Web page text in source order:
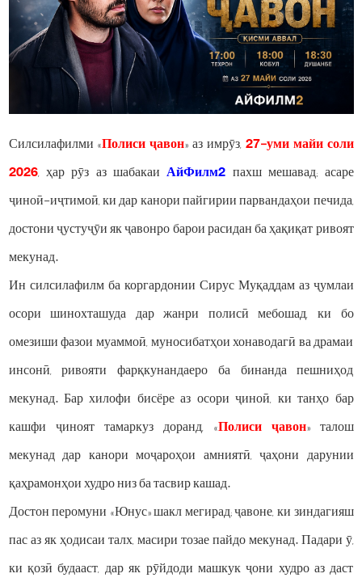
Силсилафилми «Полиси ҷавон» аз имрӯз,27-уми майи соли
2026, ҳар рӯз аз шабакаиАйФилм2 пахш мешавад; асаре
ҷиноӣ-иҷтимоӣ, ки дар канори пайгирии парвандаҳои печида,
достони ҷустуҷӯи як ҷавонро барои расидан ба ҳақиқат ривоят
мекунад.
Ин силсилафилм ба коргардонии Сирус Муқаддам аз ҷумлаи
осори шинохташуда дар жанри полисӣ мебошад, ки бо
омезиши фазои муаммоӣ, муносибатҳои хонаводагӣ ва драмаи
инсонӣ, ривояти фарқкунандаеро ба бинанда пешниҳод
мекунад. Бар хилофи бисёре аз осори ҷиноӣ, ки танҳо бар
кашфи ҷиноят тамаркуз доранд, «Полиси ҷавон» талош
мекунад дар канори моҷароҳои амниятӣ, ҷаҳони дарунии
қаҳрамонҳои худро низ ба тасвир кашад.
Достон перомуни «Юнус» шакл мегирад; ҷавоне, ки зиндагияш
пас аз як ҳодисаи талх, масири тозае пайдо мекунад. Падари ӯ,
ки қозӣ будааст, дар як рӯйдоди машкук ҷони худро аз даст